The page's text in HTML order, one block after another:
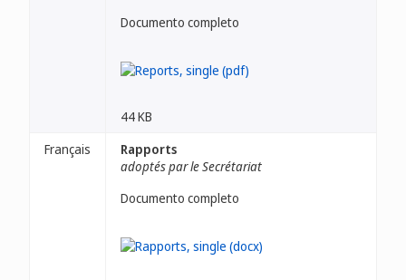
Documento completo
44 KB
Français
Rapports
adoptés par le Secrétariat
Documento completo